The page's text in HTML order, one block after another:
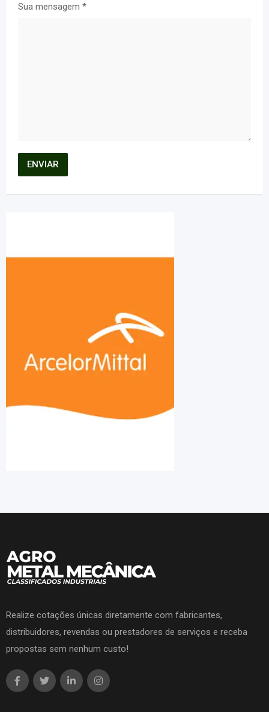
Sua mensagem *
Realize cotações únicas diretamente com fabricantes,
distribuidores, revendas ou prestadores de serviços e receba
propostas sem nenhum custo!